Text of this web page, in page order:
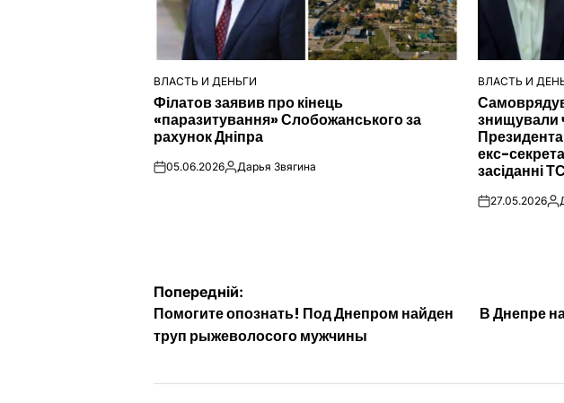
ОПУБЛІКУВАТИ
У
ВЛАСТЬ И ДЕНЬГИ
Філатов заявив про кінець
«паразитування» Слобожанського за
рахунок Дніпра
on05.06.2026Опубліковано
Дарья Звягина
ОПУБЛІКУВАТИ
У
ВЛАСТЬ И
знищували
екс-
засіданні
on27.05.2026
Навігація
записів
Попередній:
Помогите опознать! Под Днепром найден
труп рыжеволосого мужчины
В Днепре